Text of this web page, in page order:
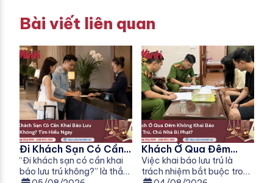
Bài viết liên quan
Đi Khách Sạn Có Cần
Khai Báo Lưu Trú
Không?
“Đi khách sạn có cần khai
báo lưu trú không?” là thắc
Khách Ở Qua Đêm
Không Khai Báo Lưu
Trú, Chủ Nhà Bị Phạt
Việc khai báo lưu trú là
trách nhiệm bắt buộc trong